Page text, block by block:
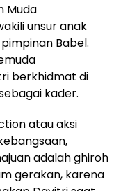
Muda
unsur anak
Babel.
berkhidmat di
kader.
atau aksi
adalah ghiroh
gerakan, karena